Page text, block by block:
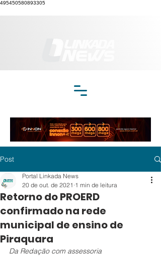
495450580893305
Post
Retorno do PROERD
confirmado na rede
municipal de ensino de
Piraquara
Portal Linkada News
20 de out. de 2021 1 min de leitura
Da Redação com assessoria